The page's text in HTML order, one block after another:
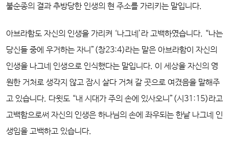
불순종의 결과 추방당한 인생의 현 주소를 가리키는 말입니다.
아브라함도 자신의 인생을 가리켜 ‘나그네’라 고백하였습니다. “나는
당신들 중에 우거하는 자니”(창23:4)라는 말은 아브라함이 자신의
인생을 나그네 인생으로 인식했다는 말입니다. 이 세상을 자신의 영
원한 거처로 생각지 않고 잠시 살다 거쳐 갈 곳으로 여겼음을 말해주
고 있습니다. 다윗도 “내 시대가 주의 손에 있사오니”(시31:15)라고
고백함으로써 자신의 인생은 하나님의 손에 좌우되는 한낱 나그네 인
생임을 고백하고 있습니다.